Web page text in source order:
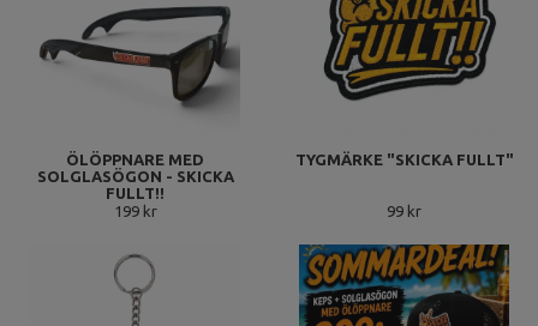
ÖLÖPPNARE MED
SOLGLASÖGON - SKICKA
FULLT!!
199 kr
TYGMÄRKE "SKICKA FULLT"
99 kr